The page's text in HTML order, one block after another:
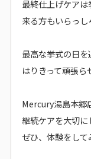
最終仕上げケア
来る方もいらっし
最高な挙式の日
はりきって頑張ら
Mercury湯島本郷
継続ケアを大切に
ぜひ、体験をして